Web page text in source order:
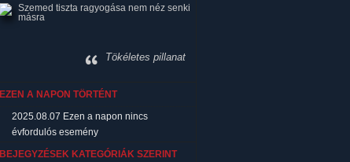
Szemed tiszta ragyogása nem néz senki
másra
Tökéletes pillanat
EZEN A NAPON TÖRTÉNT
2025.08.07 Ezen a napon nincs
évfordulós esemény
BEJEGYZÉSEK KATEGÓRIÁK SZERINT